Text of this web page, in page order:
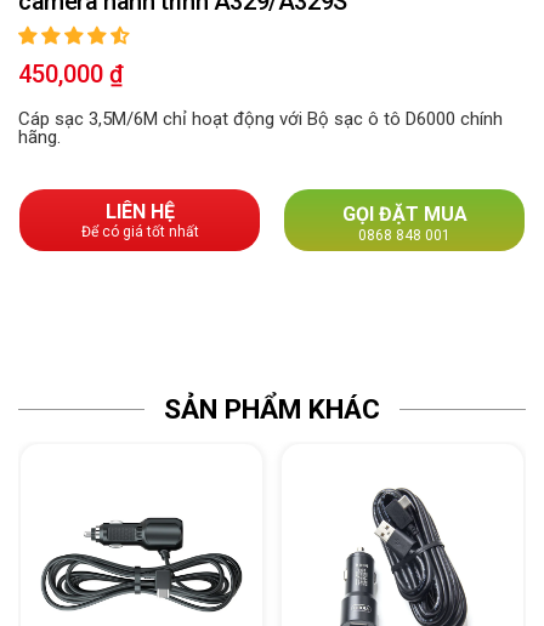
Sale
price
450,000 ₫
Cáp sạc 3,5M/6M chỉ hoạt động với Bộ sạc ô tô D6000 chính
hãng.
LIÊN HỆ
Để có giá tốt nhất
GỌI ĐẶT MUA
0868 848 001
SẢN PHẨM KHÁC